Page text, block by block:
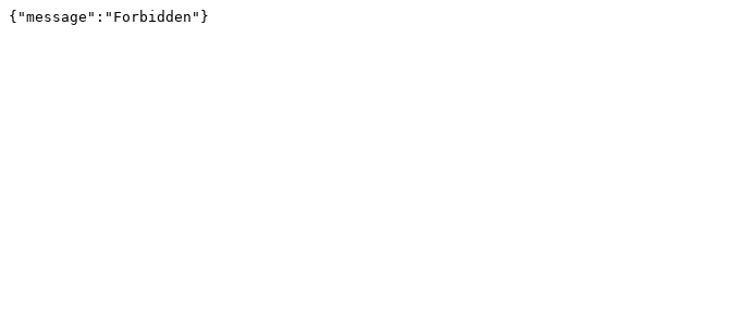
{"message":"Forbidden"}